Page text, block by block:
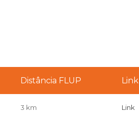
Distância FLUP Link
3 km Link